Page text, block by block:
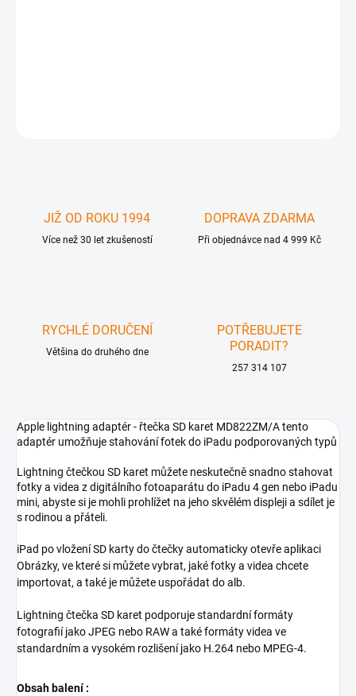
JIŽ OD ROKU 1994
Více než 30 let zkušeností
DOPRAVA ZDARMA
Při objednávce nad 4 999 Kč
RYCHLÉ DORUČENÍ
Většina do druhého dne
POTŘEBUJETE
PORADIT?
257 314 107
Apple lightning adaptér - řtečka SD karet MD822ZM/A tento
adaptér umožňuje stahování fotek do iPadu podporovaných typů
Lightning čtečkou SD karet můžete neskutečně snadno stahovat
fotky a videa z digitálního fotoaparátu do iPadu 4 gen nebo iPadu
mini, abyste si je mohli prohlížet na jeho skvělém displeji a sdílet je
s rodinou a přáteli.
iPad po vložení SD karty do čtečky automaticky otevře aplikaci
Obrázky, ve které si můžete vybrat, jaké fotky a videa chcete
importovat, a také je můžete uspořádat do alb.
Lightning čtečka SD karet podporuje standardní formáty
fotografií jako JPEG nebo RAW a také formáty videa ve
standardním a vysokém rozlišení jako H.264 nebo MPEG-4.
Obsah balení :